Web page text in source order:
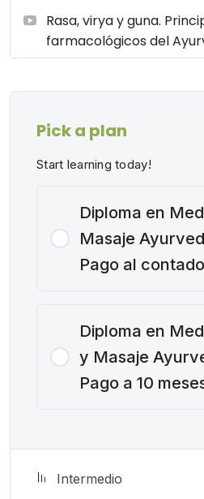
con responsabilidad y rigor
Rasa, virya y guna.
farmacológicos del
Pick a plan
Start learning today!
Diploma en
Masaje
Pago al contado
Diploma en
y Masaje
Pago a 10
Intermedio